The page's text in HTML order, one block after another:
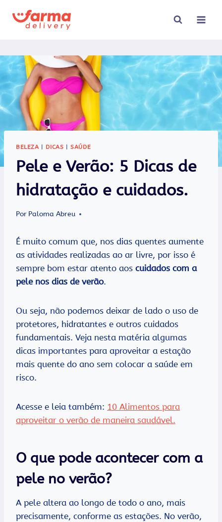
para
BELEZA| DICAS |SAÚDE
Pele e Verão: 5 Dicas de
hidratação e cuidados.
Por Paloma Abreu
É muito comum que, nos dias quentes aumente
as atividades realizadas ao ar livre, por isso é
sempre bom estar atento aos cuidados com a
pele nos dias de verão.
Ou seja, não podemos deixar de lado o uso de
protetores, hidratantes e outros cuidados
fundamentais. Veja nesta matéria algumas
dicas importantes para aproveitar a estação
mais quente do ano sem colocar a saúde em
risco.
Acesse e leia também: 10 Alimentos para
aproveitar o verão de maneira saudável.
O que pode acontecer com a
pele no verão?
A pele altera ao longo de todo o ano, mais
precisamente, conforme as estações. No verão,